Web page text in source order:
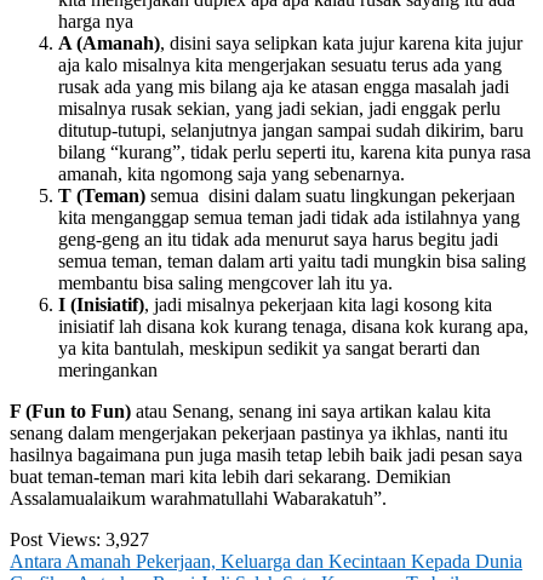
harga nya
A (Amanah), disini saya selipkan kata jujur karena kita jujur
aja kalo misalnya kita mengerjakan sesuatu terus ada yang
rusak ada yang mis bilang aja ke atasan engga masalah jadi
misalnya rusak sekian, yang jadi sekian, jadi enggak perlu
ditutup-tutupi, selanjutnya jangan sampai sudah dikirim, baru
bilang “kurang”, tidak perlu seperti itu, karena kita punya rasa
amanah, kita ngomong saja yang sebenarnya.
T (Teman) semua disini dalam suatu lingkungan pekerjaan
kita menganggap semua teman jadi tidak ada istilahnya yang
geng-geng an itu tidak ada menurut saya harus begitu jadi
semua teman, teman dalam arti yaitu tadi mungkin bisa saling
membantu bisa saling mengcover lah itu ya.
I (Inisiatif), jadi misalnya pekerjaan kita lagi kosong kita
inisiatif lah disana kok kurang tenaga, disana kok kurang apa,
ya kita bantulah, meskipun sedikit ya sangat berarti dan
meringankan
F (Fun to Fun) atau Senang, senang ini saya artikan kalau kita
senang dalam mengerjakan pekerjaan pastinya ya ikhlas, nanti itu
hasilnya bagaimana pun juga masih tetap lebih baik jadi pesan saya
buat teman-teman mari kita lebih dari sekarang. Demikian
Assalamualaikum warahmatullahi Wabarakatuh”.
Post Views: 3,927
Post
Antara Amanah Pekerjaan, Keluarga dan Kecintaan Kepada Dunia